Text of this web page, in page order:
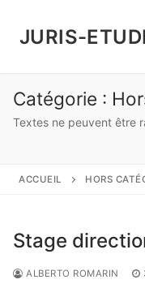
contenu
JURIS-
Catégorie :
Textes ne peuvent être
ACCUEIL HORS
Stage
ALBERTO ROMARIN